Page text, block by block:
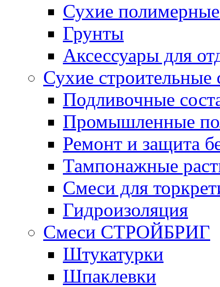
Сухие
Грунты
Аксессуары для
Сухие строительные
Подливочные
Промышленные
Ремонт и защита
Тампонажные
Смеси для
Гидроизоляция
Смеси СТРОЙБРИГ
Штукатурки
Шпаклевки